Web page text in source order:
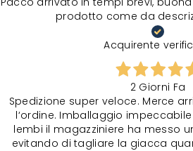
prodotto come da
Acquirente
2 Giorni Fa
Spedizione super veloce. Merce
l‘ordine. Imballaggio
lembi il magazziniere ha messo
evitando di tagliare la giacca